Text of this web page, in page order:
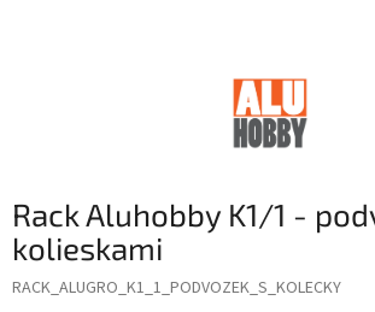
Rack Aluhobby K1/1 -
kolieskami
RACK_ALUGRO_K1_1_PODVOZEK_S_KOLECKY